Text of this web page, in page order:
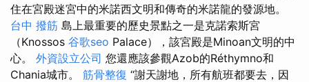
住在宮殿迷宮中的米諾西文明和傳奇的米諾龍的發源地。
台中 撥筋 島上最重要的歷史景點之一是克諾索斯宮
（Knossos 谷歌seo Palace），該宮殿是Minoan文明的中
心。 外資設立公司 您還應該參觀Azob的Réthymno和
Chania城市。 筋骨整復 “謝天謝地，所有航班都要去，因